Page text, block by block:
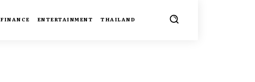
FINANCE ENTERTAINMENT THAILAND